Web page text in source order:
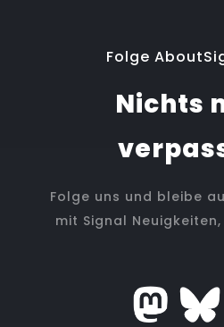
Folge
Nichts
Folge uns und bleibe
mit Signal